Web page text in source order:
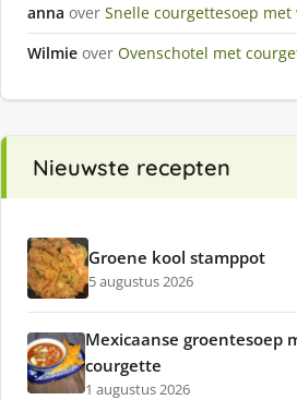
anna over Snelle courgettesoep met
Wilmie over Ovenschotel met
Nieuwste recepten
Groene kool stamppot
5 augustus 2026
Mexicaanse groentesoep
courgette
1 augustus 2026